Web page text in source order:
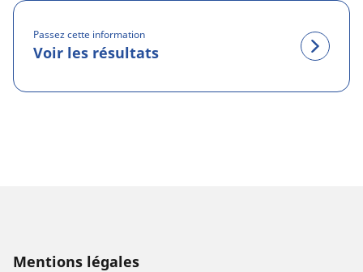
Passez cette information
Voir les résultats
Mentions légales